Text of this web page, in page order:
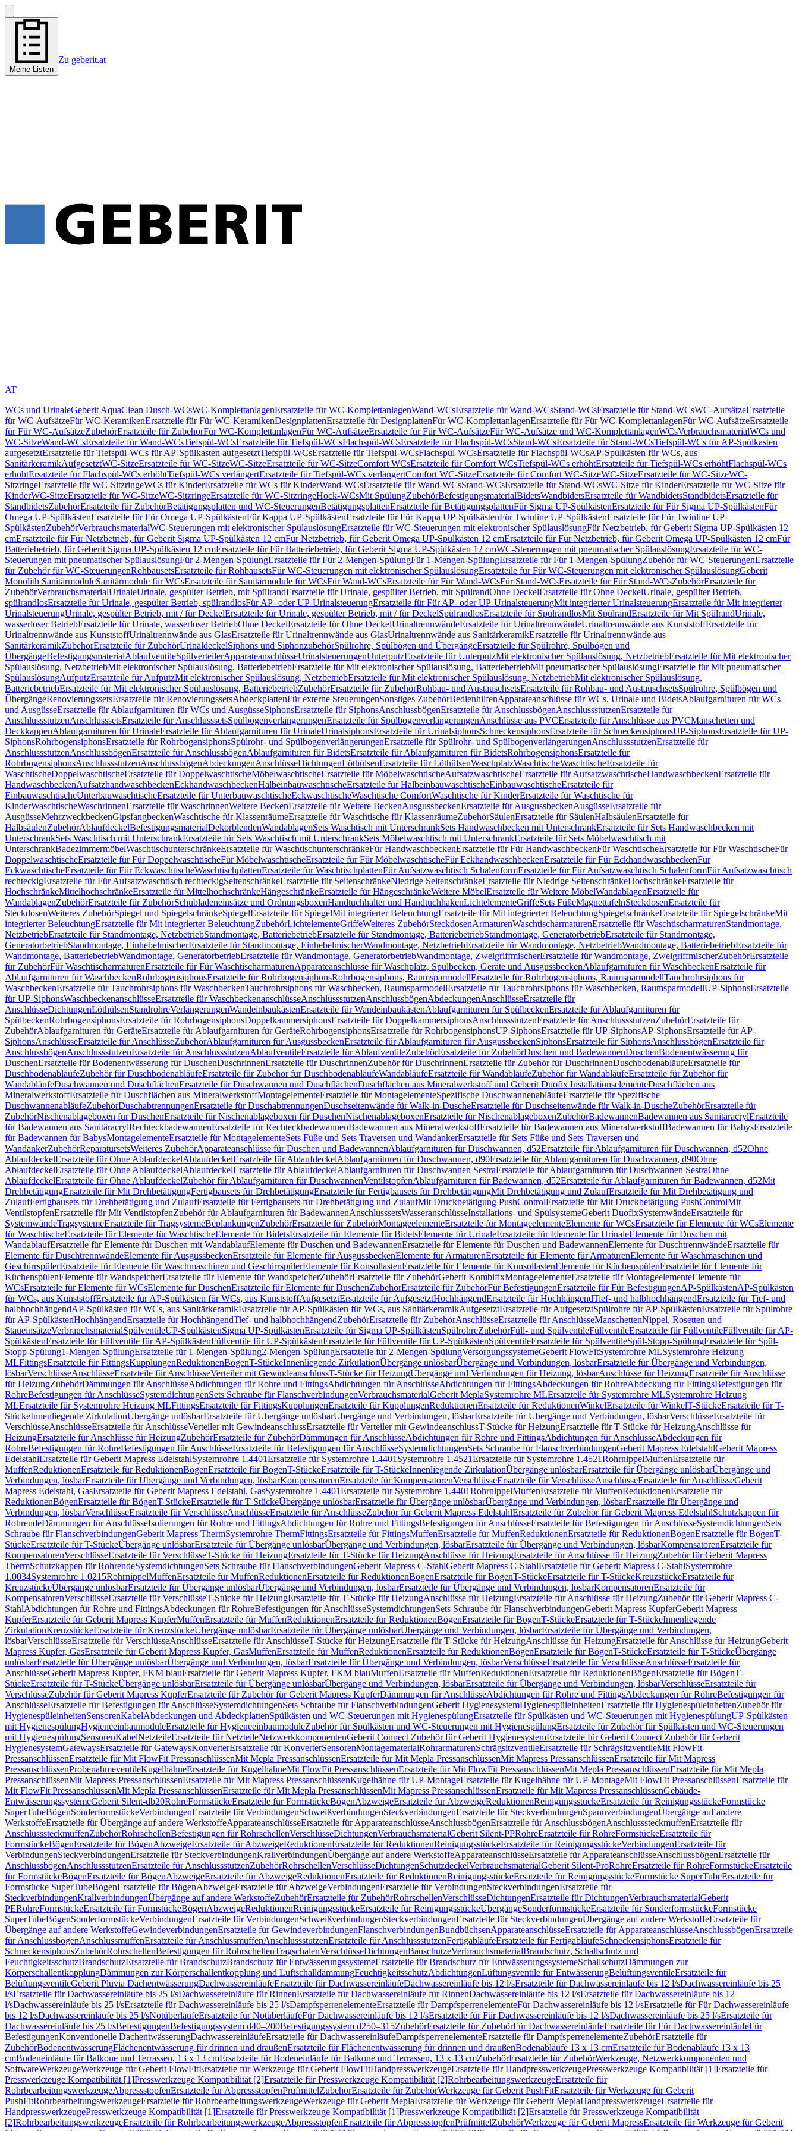
Meine Listen
Zu geberit.at
AT
WCs und UrinaleGeberit AquaClean Dusch-WCsWC-KomplettanlagenErsatzteile für WC-KomplettanlagenWand-WCsErsatzteile für Wand-WCsStand-WCsErsatzteile für Stand-WCsWC-AufsätzeErsatzteile
für WC-AufsätzeFür WC-KeramikenErsatzteile für Für WC-KeramikenDesignplattenErsatzteile für DesignplattenFür WC-KomplettanlagenErsatzteile für Für WC-KomplettanlagenFür WC-AufsätzeErsatzteile
für Für WC-AufsätzeZubehörErsatzteile für ZubehörFür WC-KomplettanlagenFür WC-AufsätzeErsatzteile für Für WC-AufsätzeFür WC-Aufsätze und WC-KomplettanlagenWCsVerbrauchsmaterialWCs und
WC-SitzeWand-WCsErsatzteile für Wand-WCsTiefspül-WCsErsatzteile für Tiefspül-WCsFlachspül-WCsErsatzteile für Flachspül-WCsStand-WCsErsatzteile für Stand-WCsTiefspül-WCs für AP-Spülkasten
aufgesetztErsatzteile für Tiefspül-WCs für AP-Spülkasten aufgesetztTiefspül-WCsErsatzteile für Tiefspül-WCsFlachspül-WCsErsatzteile für Flachspül-WCsAP-Spülkästen für WCs, aus
SanitärkeramikAufgesetztWC-SitzeErsatzteile für WC-SitzeWC-SitzeErsatzteile für WC-SitzeComfort WCsErsatzteile für Comfort WCsTiefspül-WCs erhöhtErsatzteile für Tiefspül-WCs erhöhtFlachspül-WCs
erhöhtErsatzteile für Flachspül-WCs erhöhtTiefspül-WCs verlängertErsatzteile für Tiefspül-WCs verlängertComfort WC-SitzeErsatzteile für Comfort WC-SitzeWC-SitzeErsatzteile für WC-SitzeWC-
SitzringeErsatzteile für WC-SitzringeWCs für KinderErsatzteile für WCs für KinderWand-WCsErsatzteile für Wand-WCsStand-WCsErsatzteile für Stand-WCsWC-Sitze für KinderErsatzteile für WC-Sitze für
KinderWC-SitzeErsatzteile für WC-SitzeWC-SitzringeErsatzteile für WC-SitzringeHock-WCsMit SpülungZubehörBefestigungsmaterialBidetsWandbidetsErsatzteile für WandbidetsStandbidetsErsatzteile für
StandbidetsZubehörErsatzteile für ZubehörBetätigungsplatten und WC-SteuerungenBetätigungsplattenErsatzteile für BetätigungsplattenFür Sigma UP-SpülkästenErsatzteile für Für Sigma UP-SpülkästenFür
Omega UP-SpülkästenErsatzteile für Für Omega UP-SpülkästenFür Kappa UP-SpülkästenErsatzteile für Für Kappa UP-SpülkästenFür Twinline UP-SpülkästenErsatzteile für Für Twinline UP-
SpülkästenZubehörVerbrauchsmaterialWC-Steuerungen mit elektronischer SpülauslösungErsatzteile für WC-Steuerungen mit elektronischer SpülauslösungFür Netzbetrieb, für Geberit Sigma UP-Spülkästen 12
cmErsatzteile für Für Netzbetrieb, für Geberit Sigma UP-Spülkästen 12 cmFür Netzbetrieb, für Geberit Omega UP-Spülkästen 12 cmErsatzteile für Für Netzbetrieb, für Geberit Omega UP-Spülkästen 12 cmFür
Batteriebetrieb, für Geberit Sigma UP-Spülkästen 12 cmErsatzteile für Für Batteriebetrieb, für Geberit Sigma UP-Spülkästen 12 cmWC-Steuerungen mit pneumatischer SpülauslösungErsatzteile für WC-
Steuerungen mit pneumatischer SpülauslösungFür 2-Mengen-SpülungErsatzteile für Für 2-Mengen-SpülungFür 1-Mengen-SpülungErsatzteile für Für 1-Mengen-SpülungZubehör für WC-SteuerungenErsatzteile
für Zubehör für WC-SteuerungenRohbausetsErsatzteile für RohbausetsFür WC-Steuerungen mit elektronischer SpülauslösungErsatzteile für Für WC-Steuerungen mit elektronischer SpülauslösungGeberit
Monolith SanitärmoduleSanitärmodule für WCsErsatzteile für Sanitärmodule für WCsFür Wand-WCsErsatzteile für Für Wand-WCsFür Stand-WCsErsatzteile für Für Stand-WCsZubehörErsatzteile für
ZubehörVerbrauchsmaterialUrinaleUrinale, gespülter Betrieb, mit SpülrandErsatzteile für Urinale, gespülter Betrieb, mit SpülrandOhne DeckelErsatzteile für Ohne DeckelUrinale, gespülter Betrieb,
spülrandlosErsatzteile für Urinale, gespülter Betrieb, spülrandlosFür AP- oder UP-UrinalsteuerungErsatzteile für Für AP- oder UP-UrinalsteuerungMit integrierter UrinalsteuerungErsatzteile für Mit integrierter
UrinalsteuerungUrinale, gespülter Betrieb, mit / für DeckelErsatzteile für Urinale, gespülter Betrieb, mit / für DeckelSpülrandlosErsatzteile für SpülrandlosMit SpülrandErsatzteile für Mit SpülrandUrinale,
wasserloser BetriebErsatzteile für Urinale, wasserloser BetriebOhne DeckelErsatzteile für Ohne DeckelUrinaltrennwändeErsatzteile für UrinaltrennwändeUrinaltrennwände aus KunststoffErsatzteile für
Urinaltrennwände aus KunststoffUrinaltrennwände aus GlasErsatzteile für Urinaltrennwände aus GlasUrinaltrennwände aus SanitärkeramikErsatzteile für Urinaltrennwände aus
SanitärkeramikZubehörErsatzteile für ZubehörUrinaldeckelSiphons und SiphonzubehörSpülrohre, Spülbögen und ÜbergängeErsatzteile für Spülrohre, Spülbögen und
ÜbergängeBefestigungsmaterialAblaufventileSpülverteilerApparateanschlüsseUrinalsteuerungenUnterputzErsatzteile für UnterputzMit elektronischer Spülauslösung, NetzbetriebErsatzteile für Mit elektronischer
Spülauslösung, NetzbetriebMit elektronischer Spülauslösung, BatteriebetriebErsatzteile für Mit elektronischer Spülauslösung, BatteriebetriebMit pneumatischer SpülauslösungErsatzteile für Mit pneumatischer
SpülauslösungAufputzErsatzteile für AufputzMit elektronischer Spülauslösung, NetzbetriebErsatzteile für Mit elektronischer Spülauslösung, NetzbetriebMit elektronischer Spülauslösung,
BatteriebetriebErsatzteile für Mit elektronischer Spülauslösung, BatteriebetriebZubehörErsatzteile für ZubehörRohbau- und AustauschsetsErsatzteile für Rohbau- und AustauschsetsSpülrohre, Spülbögen und
ÜbergängeRenovierungssetsErsatzteile für RenovierungssetsAbdeckplattenFür externe SteuerungenSonstiges ZubehörBedienhilfenApparateanschlüsse für WCs, Urinale und BidetsAblaufgarnituren für WCs
und AusgüsseErsatzteile für Ablaufgarnituren für WCs und AusgüsseSiphonsErsatzteile für SiphonsAnschlussbögenErsatzteile für AnschlussbögenAnschlussstutzenErsatzteile für
AnschlussstutzenAnschlusssetsErsatzteile für AnschlusssetsSpülbogenverlängerungenErsatzteile für SpülbogenverlängerungenAnschlüsse aus PVCErsatzteile für Anschlüsse aus PVCManschetten und
DeckkappenAblaufgarnituren für UrinaleErsatzteile für Ablaufgarnituren für UrinaleUrinalsiphonsErsatzteile für UrinalsiphonsSchneckensiphonsErsatzteile für SchneckensiphonsUP-SiphonsErsatzteile für UP-
SiphonsRohrbogensiphonsErsatzteile für RohrbogensiphonsSpülrohr- und SpülbogenverlängerungenErsatzteile für Spülrohr- und SpülbogenverlängerungenAnschlussstutzenErsatzteile für
AnschlussstutzenAnschlussbögenErsatzteile für AnschlussbögenAblaufgarnituren für BidetsErsatzteile für Ablaufgarnituren für BidetsRohrbogensiphonsErsatzteile für
RohrbogensiphonsAnschlussstutzenAnschlussbögenAbdeckungenAnschlüsseDichtungenLöthülsenErsatzteile für LöthülsenWaschplatzWaschtischeWaschtischeErsatzteile für
WaschtischeDoppelwaschtischeErsatzteile für DoppelwaschtischeMöbelwaschtischeErsatzteile für MöbelwaschtischeAufsatzwaschtischeErsatzteile für AufsatzwaschtischeHandwaschbeckenErsatzteile für
HandwaschbeckenAufsatzhandwaschbeckenEckhandwaschbeckenHalbeinbauwaschtischeErsatzteile für HalbeinbauwaschtischeEinbauwaschtischeErsatzteile für
EinbauwaschtischeUnterbauwaschtischeErsatzteile für UnterbauwaschtischeEckwaschtischeWaschtische ComfortWaschtische für KinderErsatzteile für Waschtische für
KinderWaschtischeWaschrinnenErsatzteile für WaschrinnenWeitere BeckenErsatzteile für Weitere BeckenAusgussbeckenErsatzteile für AusgussbeckenAusgüsseErsatzteile für
AusgüsseMehrzweckbeckenGipsfangbeckenWaschtische für KlassenräumeErsatzteile für Waschtische für KlassenräumeZubehörSäulenErsatzteile für SäulenHalbsäulenErsatzteile für
HalbsäulenZubehörAblaufdeckelBefestigungsmaterialDekorblendenWandablagenSets Waschtisch mit UnterschrankSets Handwaschbecken mit UnterschrankErsatzteile für Sets Handwaschbecken mit
UnterschrankSets Waschtisch mit UnterschrankErsatzteile für Sets Waschtisch mit UnterschrankSets Möbelwaschtisch mit UnterschrankErsatzteile für Sets Möbelwaschtisch mit
UnterschrankBadezimmermöbelWaschtischunterschränkeErsatzteile für WaschtischunterschränkeFür HandwaschbeckenErsatzteile für Für HandwaschbeckenFür WaschtischeErsatzteile für Für WaschtischeFür
DoppelwaschtischeErsatzteile für Für DoppelwaschtischeFür MöbelwaschtischeErsatzteile für Für MöbelwaschtischeFür EckhandwaschbeckenErsatzteile für Für EckhandwaschbeckenFür
EckwaschtischeErsatzteile für Für EckwaschtischeWaschtischplattenErsatzteile für WaschtischplattenFür Aufsatzwaschtisch SchalenformErsatzteile für Für Aufsatzwaschtisch SchalenformFür Aufsatzwaschtisch
rechteckigErsatzteile für Für Aufsatzwaschtisch rechteckigSeitenschränkeErsatzteile für SeitenschränkeNiedrige SeitenschränkeErsatzteile für Niedrige SeitenschränkeHochschränkeErsatzteile für
HochschränkeMittelhochschränkeErsatzteile für MittelhochschränkeHängeschränkeErsatzteile für HängeschränkeWeitere MöbelErsatzteile für Weitere MöbelWandablagenErsatzteile für
WandablagenZubehörErsatzteile für ZubehörSchubladeneinsätze und OrdnungsboxenHandtuchhalter und HandtuchhakenLichtelementeGriffeSets FüßeMagnettafelnSteckdosenErsatzteile für
SteckdosenWeiteres ZubehörSpiegel und SpiegelschränkeSpiegelErsatzteile für SpiegelMit integrierter BeleuchtungErsatzteile für Mit integrierter BeleuchtungSpiegelschränkeErsatzteile für SpiegelschränkeMit
integrierter BeleuchtungErsatzteile für Mit integrierter BeleuchtungZubehörLichtelementeGriffeWeiteres ZubehörSteckdosenArmaturenWaschtischarmaturenErsatzteile für WaschtischarmaturenStandmontage,
NetzbetriebErsatzteile für Standmontage, NetzbetriebStandmontage, BatteriebetriebErsatzteile für Standmontage, BatteriebetriebStandmontage, GeneratorbetriebErsatzteile für Standmontage,
GeneratorbetriebStandmontage, EinhebelmischerErsatzteile für Standmontage, EinhebelmischerWandmontage, NetzbetriebErsatzteile für Wandmontage, NetzbetriebWandmontage, BatteriebetriebErsatzteile für
Wandmontage, BatteriebetriebWandmontage, GeneratorbetriebErsatzteile für Wandmontage, GeneratorbetriebWandmontage, ZweigriffmischerErsatzteile für Wandmontage, ZweigriffmischerZubehörErsatzteile
für ZubehörFür WaschtischarmaturenErsatzteile für Für WaschtischarmaturenApparateanschlüsse für Waschplatz, Spülbecken, Geräte und AusgussbeckenAblaufgarnituren für WaschbeckenErsatzteile für
Ablaufgarnituren für WaschbeckenRohrbogensiphonsErsatzteile für RohrbogensiphonsRohrbogensiphons, RaumsparmodellErsatzteile für Rohrbogensiphons, RaumsparmodellTauchrohrsiphons für
WaschbeckenErsatzteile für Tauchrohrsiphons für WaschbeckenTauchrohrsiphons für Waschbecken, RaumsparmodellErsatzteile für Tauchrohrsiphons für Waschbecken, RaumsparmodellUP-SiphonsErsatzteile
für UP-SiphonsWaschbeckenanschlüsseErsatzteile für WaschbeckenanschlüsseAnschlussstutzenAnschlussbögenAbdeckungenAnschlüsseErsatzteile für
AnschlüsseDichtungenLöthülsenStandrohreVerlängerungenWandeinbaukästenErsatzteile für WandeinbaukästenAblaufgarnituren für SpülbeckenErsatzteile für Ablaufgarnituren für
SpülbeckenRohrbogensiphonsErsatzteile für RohrbogensiphonsDoppelkammersiphonsErsatzteile für DoppelkammersiphonsAnschlussstutzenErsatzteile für AnschlussstutzenZubehörErsatzteile für
ZubehörAblaufgarnituren für GeräteErsatzteile für Ablaufgarnituren für GeräteRohrbogensiphonsErsatzteile für RohrbogensiphonsUP-SiphonsErsatzteile für UP-SiphonsAP-SiphonsErsatzteile für AP-
SiphonsAnschlüsseErsatzteile für AnschlüsseZubehörAblaufgarnituren für AusgussbeckenErsatzteile für Ablaufgarnituren für AusgussbeckenSiphonsErsatzteile für SiphonsAnschlussbögenErsatzteile für
AnschlussbögenAnschlussstutzenErsatzteile für AnschlussstutzenAblaufventileErsatzteile für AblaufventileZubehörErsatzteile für ZubehörDuschen und BadewannenDuschenBodenentwässerung für
DuschenErsatzteile für Bodenentwässerung für DuschenDuschrinnenErsatzteile für DuschrinnenZubehör für DuschrinnenErsatzteile für Zubehör für DuschrinnenDuschbodenabläufeErsatzteile für
DuschbodenabläufeZubehör für DuschbodenabläufeErsatzteile für Zubehör für DuschbodenabläufeWandabläufeErsatzteile für WandabläufeZubehör für WandabläufeErsatzteile für Zubehör für
WandabläufeDuschwannen und DuschflächenErsatzteile für Duschwannen und DuschflächenDuschflächen aus Mineralwerkstoff und Geberit Duofix InstallationselementeDuschflächen aus
MineralwerkstoffErsatzteile für Duschflächen aus MineralwerkstoffMontagelementeErsatzteile für MontagelementeSpezifische DuschwannenabläufeErsatzteile für Spezifische
DuschwannenabläufeZubehörDuschabtrennungenErsatzteile für DuschabtrennungenDuschseitenwände für Walk-in-DuscheErsatzteile für Duschseitenwände für Walk-in-DuscheZubehörErsatzteile für
ZubehörNischenablageboxen für DuschenErsatzteile für Nischenablageboxen für DuschenNischenablageboxenErsatzteile für NischenablageboxenZubehörBadewannenBadewannen aus SanitäracrylErsatzteile
für Badewannen aus SanitäracrylRechteckbadewannenErsatzteile für RechteckbadewannenBadewannen aus MineralwerkstoffErsatzteile für Badewannen aus MineralwerkstoffBadewannen für BabysErsatzteile
für Badewannen für BabysMontagelementeErsatzteile für MontagelementeSets Füße und Sets Traversen und WandankerErsatzteile für Sets Füße und Sets Traversen und
WandankerZubehörReparatursetsWeiteres ZubehörApparateanschlüsse für Duschen und BadewannenAblaufgarnituren für Duschwannen, d52Ersatzteile für Ablaufgarnituren für Duschwannen, d52Ohne
AblaufdeckelErsatzteile für Ohne AblaufdeckelAblaufdeckelErsatzteile für AblaufdeckelAblaufgarnituren für Duschwannen, d90Ersatzteile für Ablaufgarnituren für Duschwannen, d90Ohne
AblaufdeckelErsatzteile für Ohne AblaufdeckelAblaufdeckelErsatzteile für AblaufdeckelAblaufgarnituren für Duschwannen SestraErsatzteile für Ablaufgarnituren für Duschwannen SestraOhne
AblaufdeckelErsatzteile für Ohne AblaufdeckelZubehör für Ablaufgarnituren für DuschwannenVentilstopfenAblaufgarnituren für Badewannen, d52Ersatzteile für Ablaufgarnituren für Badewannen, d52Mit
DrehbetätigungErsatzteile für Mit DrehbetätigungFertigbausets für DrehbetätigungErsatzteile für Fertigbausets für DrehbetätigungMit Drehbetätigung und ZulaufErsatzteile für Mit Drehbetätigung und
ZulaufFertigbausets für Drehbetätigung und ZulaufErsatzteile für Fertigbausets für Drehbetätigung und ZulaufMit Druckbetätigung PushControlErsatzteile für Mit Druckbetätigung PushControlMit
VentilstopfenErsatzteile für Mit VentilstopfenZubehör für Ablaufgarnituren für BadewannenAnschlusssetsWasseranschlüsseInstallations- und SpülsystemeGeberit DuofixSystemwändeErsatzteile für
SystemwändeTragsystemeErsatzteile für TragsystemeBeplankungenZubehörErsatzteile für ZubehörMontageelementeErsatzteile für MontageelementeElemente für WCsErsatzteile für Elemente für WCsElemente
für WaschtischeErsatzteile für Elemente für WaschtischeElemente für BidetsErsatzteile für Elemente für BidetsElemente für UrinaleErsatzteile für Elemente für UrinaleElemente für Duschen mit
WandablaufErsatzteile für Elemente für Duschen mit WandablaufElemente für Duschen und BadewannenErsatzteile für Elemente für Duschen und BadewannenElemente für DuschtrennwändeErsatzteile für
Elemente für DuschtrennwändeElemente für AusgussbeckenErsatzteile für Elemente für AusgussbeckenElemente für ArmaturenErsatzteile für Elemente für ArmaturenElemente für Waschmaschinen und
GeschirrspülerErsatzteile für Elemente für Waschmaschinen und GeschirrspülerElemente für KonsollastenErsatzteile für Elemente für KonsollastenElemente für KüchenspülenErsatzteile für Elemente für
KüchenspülenElemente für WandspeicherErsatzteile für Elemente für WandspeicherZubehörErsatzteile für ZubehörGeberit KombifixMontageelementeErsatzteile für MontageelementeElemente für
WCsErsatzteile für Elemente für WCsElemente für DuschenErsatzteile für Elemente für DuschenZubehörErsatzteile für ZubehörFür BefestigungenErsatzteile für Für BefestigungenAP-SpülkästenAP-Spülkästen
für WCs, aus KunststoffErsatzteile für AP-Spülkästen für WCs, aus KunststoffAufgesetztErsatzteile für AufgesetztHochhängendErsatzteile für HochhängendTief- und halbhochhängendErsatzteile für Tief- und
halbhochhängendAP-Spülkästen für WCs, aus SanitärkeramikErsatzteile für AP-Spülkästen für WCs, aus SanitärkeramikAufgesetztErsatzteile für AufgesetztSpülrohre für AP-SpülkästenErsatzteile für Spülrohre
für AP-SpülkästenHochhängendErsatzteile für HochhängendTief- und halbhochhängendZubehörErsatzteile für ZubehörAnschlüsseErsatzteile für AnschlüsseManschettenNippel, Rosetten und
StaueinsätzeVerbrauchsmaterialSpülventileUP-SpülkästenSigma UP-SpülkästenErsatzteile für Sigma UP-SpülkästenSpülrohreZubehörFüll- und SpülventileFüllventileErsatzteile für FüllventileFüllventile für AP-
SpülkästenErsatzteile für Füllventile für AP-SpülkästenFüllventile für UP-SpülkästenErsatzteile für Füllventile für UP-SpülkästenSpülventileErsatzteile für SpülventileSpül-Stopp-SpülungErsatzteile für Spül-
Stopp-Spülung1-Mengen-SpülungErsatzteile für 1-Mengen-Spülung2-Mengen-SpülungErsatzteile für 2-Mengen-SpülungVersorgungssystemeGeberit FlowFitSystemrohre MLSystemrohre Heizung
MLFittingsErsatzteile für FittingsKupplungenReduktionenBögenT-StückeInnenliegende ZirkulationÜbergänge unlösbarÜbergänge und Verbindungen, lösbarErsatzteile für Übergänge und Verbindungen,
lösbarVerschlüsseAnschlüsseErsatzteile für AnschlüsseVerteiler mit GewindeanschlussT-Stücke für HeizungÜbergänge und Verbindungen für Heizung, lösbarAnschlüsse für HeizungErsatzteile für Anschlüsse
für HeizungZubehörDämmungen für AnschlüsseAbdichtungen für Rohre und FittingsAbdichtungen für AnschlüsseAbdichtungen für FittingsAbdeckungen für RohreAbdeckung für FittingsBefestigungen für
RohreBefestigungen für AnschlüsseSystemdichtungenSets Schraube für FlanschverbindungenVerbrauchsmaterialGeberit MeplaSystemrohre MLErsatzteile für Systemrohre MLSystemrohre Heizung
MLErsatzteile für Systemrohre Heizung MLFittingsErsatzteile für FittingsKupplungenErsatzteile für KupplungenReduktionenErsatzteile für ReduktionenWinkelErsatzteile für WinkelT-StückeErsatzteile für T-
StückeInnenliegende ZirkulationÜbergänge unlösbarErsatzteile für Übergänge unlösbarÜbergänge und Verbindungen, lösbarErsatzteile für Übergänge und Verbindungen, lösbarVerschlüsseErsatzteile für
VerschlüsseAnschlüsseErsatzteile für AnschlüsseVerteiler mit GewindeanschlussErsatzteile für Verteiler mit GewindeanschlussT-Stücke für HeizungErsatzteile für T-Stücke für HeizungAnschlüsse für
HeizungErsatzteile für Anschlüsse für HeizungZubehörErsatzteile für ZubehörDämmungen für AnschlüsseAbdichtungen für Rohre und FittingsAbdichtungen für AnschlüsseAbdeckungen für
RohreBefestigungen für RohreBefestigungen für AnschlüsseErsatzteile für Befestigungen für AnschlüsseSystemdichtungenSets Schraube für FlanschverbindungenGeberit Mapress EdelstahlGeberit Mapress
EdelstahlErsatzteile für Geberit Mapress EdelstahlSystemrohre 1.4401Ersatzteile für Systemrohre 1.4401 Systemrohre 1.4521Ersatzteile für Systemrohre 1.4521RohrnippelMuffenErsatzteile für
MuffenReduktionenErsatzteile für ReduktionenBögenErsatzteile für BögenT-StückeErsatzteile für T-StückeInnenliegende ZirkulationÜbergänge unlösbarErsatzteile für Übergänge unlösbarÜbergänge und
Verbindungen, lösbarErsatzteile für Übergänge und Verbindungen, lösbarKompensatorenErsatzteile für KompensatorenVerschlüsseErsatzteile für VerschlüsseAnschlüsseErsatzteile für AnschlüsseGeberit
Mapress Edelstahl, GasErsatzteile für Geberit Mapress Edelstahl, GasSystemrohre 1.4401Ersatzteile für Systemrohre 1.4401RohrnippelMuffenErsatzteile für MuffenReduktionenErsatzteile für
ReduktionenBögenErsatzteile für BögenT-StückeErsatzteile für T-StückeÜbergänge unlösbarErsatzteile für Übergänge unlösbarÜbergänge und Verbindungen, lösbarErsatzteile für Übergänge und
Verbindungen, lösbarVerschlüsseErsatzteile für VerschlüsseAnschlüsseErsatzteile für AnschlüsseZubehör für Geberit Mapress EdelstahlErsatzteile für Zubehör für Geberit Mapress EdelstahlSchutzkappen für
RohrendeDämmungen für AnschlüsseIsolierungen für Rohre und FittingsAbdichtungen für Rohre und FittingsBefestigungen für AnschlüsseErsatzteile für Befestigungen für AnschlüsseSystemdichtungenSets
Schraube für FlanschverbindungenGeberit Mapress ThermSystemrohre ThermFittingsErsatzteile für FittingsMuffenErsatzteile für MuffenReduktionenErsatzteile für ReduktionenBögenErsatzteile für BögenT-
StückeErsatzteile für T-StückeÜbergänge unlösbarErsatzteile für Übergänge unlösbarÜbergänge und Verbindungen, lösbarErsatzteile für Übergänge und Verbindungen, lösbarKompensatorenErsatzteile für
KompensatorenVerschlüsseErsatzteile für VerschlüsseT-Stücke für HeizungErsatzteile für T-Stücke für HeizungAnschlüsse für HeizungErsatzteile für Anschlüsse für HeizungZubehör für Geberit Mapress
ThermSchutzkappen für RohrendeSystemdichtungenSets Schraube für FlanschverbindungenGeberit Mapress C-StahlGeberit Mapress C-StahlErsatzteile für Geberit Mapress C-StahlSystemrohre
1.0034Systemrohre 1.0215RohrnippelMuffenErsatzteile für MuffenReduktionenErsatzteile für ReduktionenBögenErsatzteile für BögenT-StückeErsatzteile für T-StückeKreuzstückeErsatzteile für
KreuzstückeÜbergänge unlösbarErsatzteile für Übergänge unlösbarÜbergänge und Verbindungen, lösbarErsatzteile für Übergänge und Verbindungen, lösbarKompensatorenErsatzteile für
KompensatorenVerschlüsseErsatzteile für VerschlüsseT-Stücke für HeizungErsatzteile für T-Stücke für HeizungAnschlüsse für HeizungErsatzteile für Anschlüsse für HeizungZubehör für Geberit Mapress C-
StahlAbdichtungen für Rohre und FittingsAbdeckungen für RohreBefestigungen für AnschlüsseSystemdichtungenSets Schraube für FlanschverbindungenGeberit Mapress KupferGeberit Mapress
KupferErsatzteile für Geberit Mapress KupferMuffenErsatzteile für MuffenReduktionenErsatzteile für ReduktionenBögenErsatzteile für BögenT-StückeErsatzteile für T-StückeInnenliegende
ZirkulationKreuzstückeErsatzteile für KreuzstückeÜbergänge unlösbarErsatzteile für Übergänge unlösbarÜbergänge und Verbindungen, lösbarErsatzteile für Übergänge und Verbindungen,
lösbarVerschlüsseErsatzteile für VerschlüsseAnschlüsseErsatzteile für AnschlüsseT-Stücke für HeizungErsatzteile für T-Stücke für HeizungAnschlüsse für HeizungErsatzteile für Anschlüsse für HeizungGeberit
Mapress Kupfer, GasErsatzteile für Geberit Mapress Kupfer, GasMuffenErsatzteile für MuffenReduktionenErsatzteile für ReduktionenBögenErsatzteile für BögenT-StückeErsatzteile für T-StückeÜbergänge
unlösbarErsatzteile für Übergänge unlösbarÜbergänge und Verbindungen, lösbarErsatzteile für Übergänge und Verbindungen, lösbarVerschlüsseErsatzteile für VerschlüsseAnschlüsseErsatzteile für
AnschlüsseGeberit Mapress Kupfer, FKM blauErsatzteile für Geberit Mapress Kupfer, FKM blauMuffenErsatzteile für MuffenReduktionenErsatzteile für ReduktionenBögenErsatzteile für BögenT-
StückeErsatzteile für T-StückeÜbergänge unlösbarErsatzteile für Übergänge unlösbarÜbergänge und Verbindungen, lösbarErsatzteile für Übergänge und Verbindungen, lösbarVerschlüsseErsatzteile für
VerschlüsseZubehör für Geberit Mapress KupferErsatzteile für Zubehör für Geberit Mapress KupferDämmungen für AnschlüsseAbdichtungen für Rohre und FittingsAbdeckungen für RohreBefestigungen für
AnschlüsseErsatzteile für Befestigungen für AnschlüsseSystemdichtungenSets Schraube für FlanschverbindungenGeberit HygienesystemHygienespüleinheitenErsatzteile für HygienespüleinheitenZubehör für
HygienespüleinheitenSensorenKabelAbdeckungen und AbdeckplattenSpülkästen und WC-Steuerungen mit HygienespülungErsatzteile für Spülkästen und WC-Steuerungen mit HygienespülungUP-Spülkästen
mit HygienespülungHygieneeinbaumoduleErsatzteile für HygieneeinbaumoduleZubehör für Spülkästen und WC-Steuerungen mit HygienespülungErsatzteile für Zubehör für Spülkästen und WC-Steuerungen
mit HygienespülungSensorenKabelNetzteileErsatzteile für NetzteileNetzwerkkomponentenGeberit Connect Zubehör für Geberit HygienesystemErsatzteile für Geberit Connect Zubehör für Geberit
HygienesystemGatewaysErsatzteile für GatewaysKonverterErsatzteile für KonverterSensorenMontagematerialRohrarmaturenSchrägsitzventileErsatzteile für SchrägsitzventileMit FlowFit
PressanschlüssenErsatzteile für Mit FlowFit PressanschlüssenMit Mepla PressanschlüssenErsatzteile für Mit Mepla PressanschlüssenMit Mapress PressanschlüssenErsatzteile für Mit Mapress
PressanschlüssenProbenahmeventileKugelhähneErsatzteile für KugelhähneMit FlowFit PressanschlüssenErsatzteile für Mit FlowFit PressanschlüssenMit Mepla PressanschlüssenErsatzteile für Mit Mepla
PressanschlüssenMit Mapress PressanschlüssenErsatzteile für Mit Mapress PressanschlüssenKugelhähne für UP-MontageErsatzteile für Kugelhähne für UP-MontageMit FlowFit PressanschlüssenErsatzteile für
Mit FlowFit PressanschlüssenMit Mepla PressanschlüssenErsatzteile für Mit Mepla PressanschlüssenMit Mapress PressanschlüssenErsatzteile für Mit Mapress PressanschlüssenGebäude-
EntwässerungssystemeGeberit Silent-db20RohreFormstückeErsatzteile für FormstückeBögenAbzweigeErsatzteile für AbzweigeReduktionenReinigungsstückeErsatzteile für ReinigungsstückeFormstücke
SuperTubeBögenSonderformstückeVerbindungenErsatzteile für VerbindungenSchweißverbindungenSteckverbindungenErsatzteile für SteckverbindungenSpannverbindungenÜbergänge auf andere
WerkstoffeErsatzteile für Übergänge auf andere WerkstoffeApparateanschlüsseErsatzteile für ApparateanschlüsseAnschlussbögenErsatzteile für AnschlussbögenAnschlusssteckmuffenErsatzteile für
AnschlusssteckmuffenZubehörRohrschellenBefestigungen für RohrschellenVerschlüsseDichtungenVerbrauchsmaterialGeberit Silent-PPRohreErsatzteile für RohreFormstückeErsatzteile für
FormstückeBögenErsatzteile für BögenAbzweigeErsatzteile für AbzweigeReduktionenErsatzteile für ReduktionenReinigungsstückeErsatzteile für ReinigungsstückeVerbindungenErsatzteile für
VerbindungenSteckverbindungenErsatzteile für SteckverbindungenKrallverbindungenÜbergänge auf andere WerkstoffeApparateanschlüsseErsatzteile für ApparateanschlüsseAnschlussbögenErsatzteile für
AnschlussbögenAnschlussstutzenErsatzteile für AnschlussstutzenZubehörRohrschellenVerschlüsseDichtungenSchutzdeckelVerbrauchsmaterialGeberit Silent-ProRohreErsatzteile für RohreFormstückeErsatzteile
für FormstückeBögenErsatzteile für BögenAbzweigeErsatzteile für AbzweigeReduktionenErsatzteile für ReduktionenReinigungsstückeErsatzteile für ReinigungsstückeFormstücke SuperTubeErsatzteile für
Formstücke SuperTubeBögenErsatzteile für BögenAbzweigeErsatzteile für AbzweigeVerbindungenErsatzteile für VerbindungenSteckverbindungenErsatzteile für
SteckverbindungenKrallverbindungenÜbergänge auf andere WerkstoffeZubehörErsatzteile für ZubehörRohrschellenVerschlüsseDichtungenErsatzteile für DichtungenVerbrauchsmaterialGeberit
PERohreFormstückeErsatzteile für FormstückeBögenAbzweigeReduktionenReinigungsstückeErsatzteile für ReinigungsstückeÜbergängeSonderformstückeErsatzteile für SonderformstückeFormstücke
SuperTubeBögenSonderformstückeVerbindungenErsatzteile für VerbindungenSchweißverbindungenSteckverbindungenErsatzteile für SteckverbindungenÜbergänge auf andere WerkstoffeErsatzteile für
Übergänge auf andere WerkstoffeGewindeverbindungenErsatzteile für GewindeverbindungenFlanschverbindungenBundbüchsenApparateanschlüsseErsatzteile für ApparateanschlüsseAnschlussbögenErsatzteile
für AnschlussbögenAnschlussmuffenErsatzteile für AnschlussmuffenAnschlussstutzenErsatzteile für AnschlussstutzenFertigabläufeErsatzteile für FertigabläufeSchneckensiphonsErsatzteile für
SchneckensiphonsZubehörRohrschellenBefestigungen für RohrschellenTragschalenVerschlüsseDichtungenBauschutzeVerbrauchsmaterialBrandschutz, Schallschutz und
FeuchtigkeitsschutzBrandschutzErsatzteile für BrandschutzBrandschutz für EntwässerungssystemeErsatzteile für Brandschutz für EntwässerungssystemeSchallschutzDämmungen zur
KörperschallentkopplungDämmungen zur Körperschallentkopplung und LuftschalldämmungFeuchtigkeitsschutzAbdichtungenLüftungsventile für EntwässerungBelüftungsventileErsatzteile für
BelüftungsventileGeberit Pluvia DachentwässerungDachwassereinläufeErsatzteile für DachwassereinläufeDachwassereinläufe bis 12 l/sErsatzteile für Dachwassereinläufe bis 12 l/sDachwassereinläufe bis 25
l/sErsatzteile für Dachwassereinläufe bis 25 l/sDachwassereinläufe für RinnenErsatzteile für Dachwassereinläufe für RinnenDachwassereinläufe bis 12 l/sErsatzteile für Dachwassereinläufe bis 12
l/sDachwassereinläufe bis 25 l/sErsatzteile für Dachwassereinläufe bis 25 l/sDampfsperrenelementeErsatzteile für DampfsperrenelementeFür Dachwassereinläufe bis 12 l/sErsatzteile für Für Dachwassereinläufe
bis 12 l/sDachwassereinläufe bis 25 l/sNotüberläufeErsatzteile für NotüberläufeFür Dachwassereinläufe bis 12 l/sErsatzteile für Für Dachwassereinläufe bis 12 l/sDachwassereinläufe bis 25 l/sErsatzteile für
Dachwassereinläufe bis 25 l/sBefestigungenBefestigungssystem d40–200Befestigungssystem d250–315ZubehörErsatzteile für ZubehörFür DachwassereinläufeErsatzteile für Für DachwassereinläufeFür
BefestigungenKonventionelle DachentwässerungDachwassereinläufeErsatzteile für DachwassereinläufeDampfsperrenelementeErsatzteile für DampfsperrenelementeZubehörErsatzteile für
ZubehörBodenentwässerungFlächenentwässerung für drinnen und draußenErsatzteile für Flächenentwässerung für drinnen und draußenBodenabläufe 13 x 13 cmErsatzteile für Bodenabläufe 13 x 13
cmBodeneinläufe für Balkone und Terrassen, 13 x 13 cmErsatzteile für Bodeneinläufe für Balkone und Terrassen, 13 x 13 cmZubehörErsatzteile für ZubehörWerkzeuge, Netzwerkkomponenten und
SoftwareWerkzeugeWerkzeuge für Geberit FlowFitErsatzteile für Werkzeuge für Geberit FlowFitHandpresswerkzeugeErsatzteile für HandpresswerkzeugePresswerkzeuge Kompatibilität [1]Ersatzteile für
Presswerkzeuge Kompatibilität [1]Presswerkzeuge Kompatibilität [2]Ersatzteile für Presswerkzeuge Kompatibilität [2]RohrbearbeitungswerkzeugeErsatzteile für
RohrbearbeitungswerkzeugeAbpressstopfenErsatzteile für AbpressstopfenPrüfmittelZubehörErsatzteile für ZubehörWerkzeuge für Geberit PushFitErsatzteile für Werkzeuge für Geberit
PushFitRohrbearbeitungswerkzeugeErsatzteile für RohrbearbeitungswerkzeugeWerkzeuge für Geberit MeplaErsatzteile für Werkzeuge für Geberit MeplaHandpresswerkzeugeErsatzteile für
HandpresswerkzeugePresswerkzeuge Kompatibilität [1]Ersatzteile für Presswerkzeuge Kompatibilität [1]Presswerkzeuge Kompatibilität [2]Ersatzteile für Presswerkzeuge Kompatibilität
[2]RohrbearbeitungswerkzeugeErsatzteile für RohrbearbeitungswerkzeugeAbpressstopfenErsatzteile für AbpressstopfenPrüfmittelZubehörWerkzeuge für Geberit MapressErsatzteile für Werkzeuge für Geberit